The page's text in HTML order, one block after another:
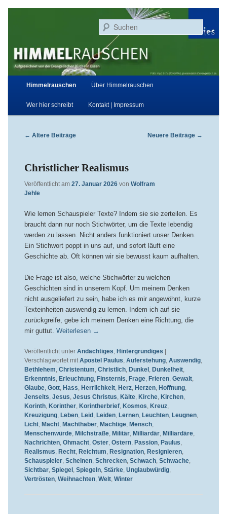
Himmelrauschen
Aufgezeichnet von der Evangelischen Kirche in Essen
Hauptmenü
Himmelrauschen Über Himmelrauschen
Wer hier schreibt Kontakt | Impressum
Beitragsnavigation
← Ältere Beiträge Neuere Beiträge →
Christlicher Realismus
Veröffentlicht am 27. Januar 2026 von Wolfram
Jehle
Wie lernen Schauspieler Texte? Indem sie sie zerteilen. Es
braucht dann nur noch Stichwörter, um die Texte lebendig
werden zu lassen. Nicht anders funktioniert unser Denken.
Ein Stichwort poppt in uns auf, und sofort läuft eine
Geschichte ab. Oft können wir sie bewusst kaum aufhalten.
Die Frage ist also, welche Stichwörter zu welchen
Geschichten sind in unserem Kopf. Um meinem Denken
nicht ausgeliefert zu sein, habe ich es mir angewöhnt, kurze
Texteinheiten auswendig zu lernen. Indem ich auf sie
zurückgreife, gebe ich meinem Denken eine Richtung, die
mir guttut. Weiterlesen →
Veröffentlicht unter Andächtiges, Hintergründiges
Verschlagwortet mit Apostel Paulus, Auferstehung, Auswendig,
Bethlehem, Christentum, Christlich, Dunkel , Dunkelheit,
Erkenntnis, Erleuchtung, Finsternis, Frage, Frieren, Gewalt,
Glaube, Gott, Hass, Herrlichkeit, Herz, Herzen, Hoffnung,
Jenseits, Jesus, Jesus Christus, Kälte, Kirche, Kirchen,
Korinth, Korinther, Korintherbrief, Kosmos, Kreuz,
Kreuzigung, Leben, Leid , Leiden, Lernen, Leuchten, Leugnen,
Licht, Macht, Machthaber, Mächtige, Mensch,
Menschenwürde, Milchstraße, Militär, Milliardär, Milliardäre,
Nachrichten, Ohmacht, Oster, Ostern, Passion, Paulus,
Realismus, Recht, Reichtum, Resignation, Resignieren,
Schauspieler, Scheinen, Schrecken, Schwach, Schwache,
Sichtbar, Spiegel , Spiegeln, Stärke, Unglaubwürdig,
Vertrösten, Weihnachten, Welt, Winter